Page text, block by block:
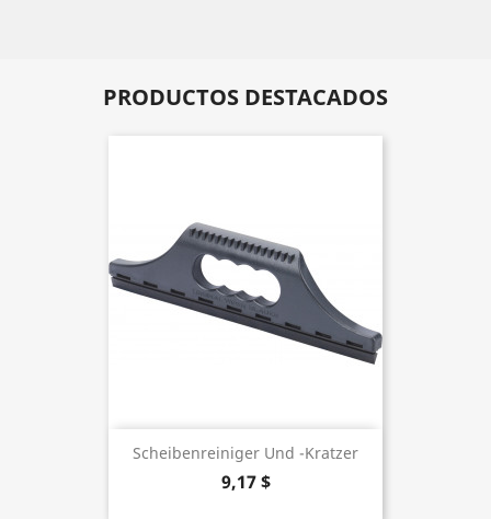
PRODUCTOS DESTACADOS
Scheibenreiniger Und -kratzer
9,17 $